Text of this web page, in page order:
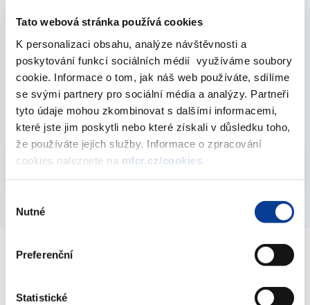
Tato webová stránka používá cookies
K personalizaci obsahu, analýze návštěvnosti a
poskytování funkcí sociálních médií využíváme soubory
cookie. Informace o tom, jak náš web používáte, sdílíme
se svými partnery pro sociální média a analýzy. Partneři
tyto údaje mohou zkombinovat s dalšími informacemi,
které jste jim poskytli nebo které získali v důsledku toho,
že používáte jejich služby. Informace o zpracování
cookies naleznete na mfcr.cz/cookies
souhlasu
Nutné
Preferenční
Statistické
Finanční vypořádání
2023
Metodické informace k finančnímu vypořádání
s kapitolou státního rozpočtu VPS za rok 2023
28. prosince 2023
Vyberte